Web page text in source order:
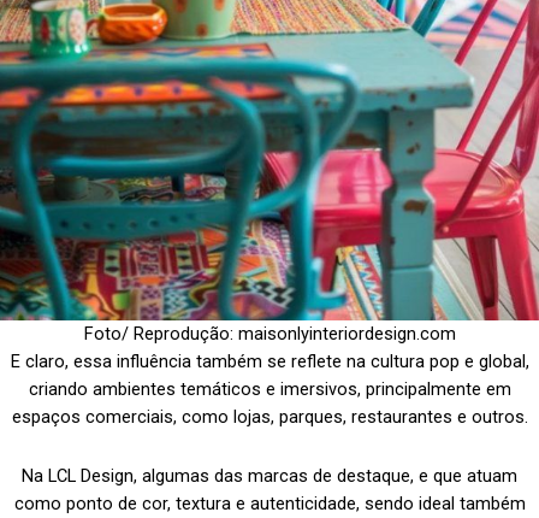
Foto/ Reprodução: maisonlyinteriordesign.com
E claro, essa influência também se reflete na cultura pop e global,
criando ambientes temáticos e imersivos, principalmente em
espaços comerciais, como lojas, parques, restaurantes e outros.
Na LCL Design, algumas das marcas de destaque, e que atuam
como ponto de cor, textura e autenticidade, sendo ideal também